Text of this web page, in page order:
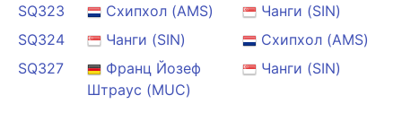
SQ323
Схипхол (AMS)
Чанги (SIN)
SQ324
Чанги (SIN)
Схипхол (AMS)
SQ327
Франц Йозеф
Штраус (MUC)
Чанги (SIN)